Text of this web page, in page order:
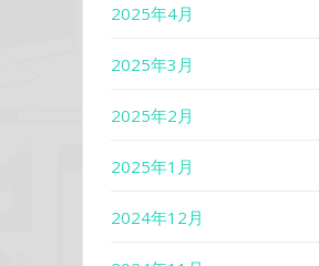
2025年4月
2025年3月
2025年2月
2025年1月
2024年12月